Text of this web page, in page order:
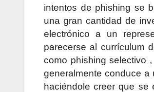
intentos de phishing se
una gran cantidad de
electrónico a un
parecerse al currículum
como phishing selectivo
generalmente conduce
haciéndole creer que se